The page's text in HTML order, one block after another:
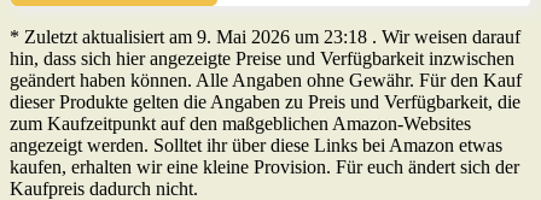
* Zuletzt aktualisiert am 9. Mai 2026 um 23:18 . Wir weisen darauf
hin, dass sich hier angezeigte Preise und Verfügbarkeit inzwischen
geändert haben können. Alle Angaben ohne Gewähr. Für den Kauf
dieser Produkte gelten die Angaben zu Preis und Verfügbarkeit, die
zum Kaufzeitpunkt auf den maßgeblichen Amazon-Websites
angezeigt werden. Solltet ihr über diese Links bei Amazon etwas
kaufen, erhalten wir eine kleine Provision. Für euch ändert sich der
Kaufpreis dadurch nicht.